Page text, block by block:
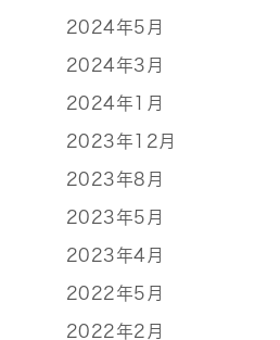
2024年5月
2024年3月
2024年1月
2023年12月
2023年8月
2023年5月
2023年4月
2022年5月
2022年2月